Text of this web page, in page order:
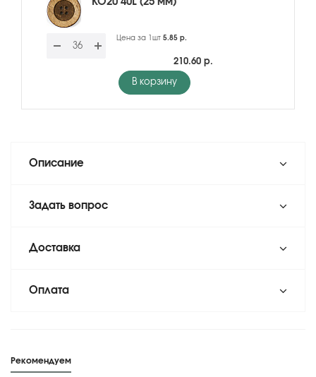
Цена за 1шт 5.85 р.
210.60 р.
В корзину
Описание
Задать вопрос
Доставка
Оплата
Рекомендуем